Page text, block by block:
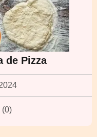
de Pizza
(0)